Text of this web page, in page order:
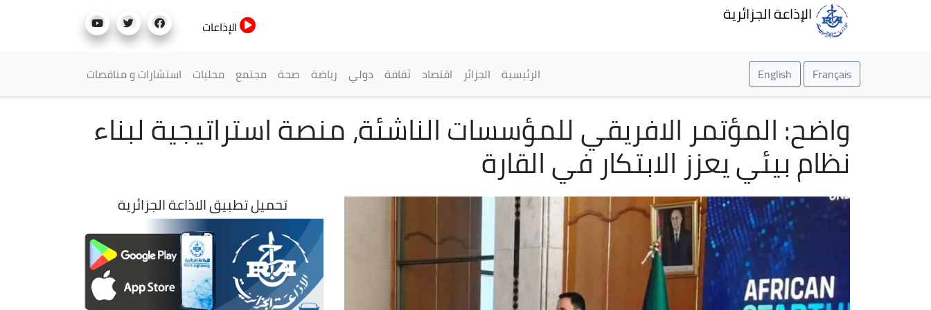
الإذاعة الجزائرية
الإذاعات
Français
English القائمة الرئيسية
الرئيسية الجزائر اقتصاد ثقافة دولي رياضة صحة مجتمع محليات استشارات و مناقصات
واضح: المؤتمر الافريقي للمؤسسات الناشئة، منصة استراتيجية لبناء
نظام بيئي يعزز الابتكار في القارة
تحميل تطبيق الاذاعة الجزائرية